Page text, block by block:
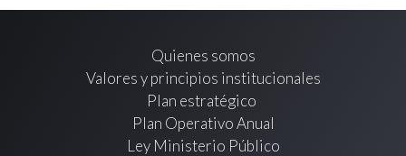
Quienes somos
Valores y principios institucionales
Plan estratégico
Plan Operativo Anual
Ley Ministerio Público